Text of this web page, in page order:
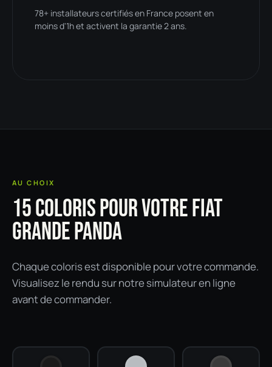
78+ installateurs certifiés en France posent en
moins d'1h et activent la garantie 2 ans.
AU CHOIX
15 COLORIS POUR VOTRE FIAT
GRANDE PANDA
Chaque coloris est disponible pour votre commande.
Visualisez le rendu sur notre simulateur en ligne
avant de commander.